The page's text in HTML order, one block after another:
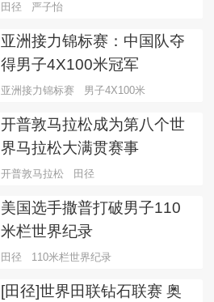
田径 严子怡
亚洲接力锦标赛：中国队夺
得男子4X100米冠军
亚洲接力锦标赛 男子4X100米
开普敦马拉松成为第八个世
界马拉松大满贯赛事
开普敦马拉松 田径
美国选手撒普打破男子110
米栏世界纪录
田径 110米栏世界纪录
[田径]世界田联钻石联赛 奥